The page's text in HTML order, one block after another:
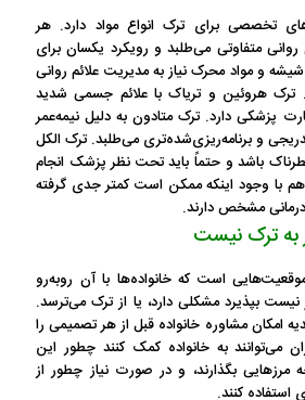
تخصصی برای ترک انواع مواد دارد. هر
متفاوتی می‌طلبد و رویکرد یکسان برای
و مواد محرک نیاز به مدیریت علائم روانی
ترک هروئین و تریاک با علائم جسمی شدید
پزشکی دارد. ترک متادون به دلیل نیمه‌عمر
و برنامه‌ریزی‌شده‌تری می‌طلبد. ترک الکل
باشد و حتماً باید تحت نظر پزشک انجام
با وجود اینکه ممکن است کمتر جدی گرفته
درمانی مشخص دارند.
به ترک نیست
است که خانواده‌ها با آن روبه‌رو
بپذیرد مشکلی دارد، یا از ترک می‌ترسد.
امکان مشاوره خانواده قبل از هر تصمیمی را
می‌توانند به خانواده کمک کنند چطور این
مرزهایی بگذارند، و در صورت نیاز چطور از
استفاده کنند.